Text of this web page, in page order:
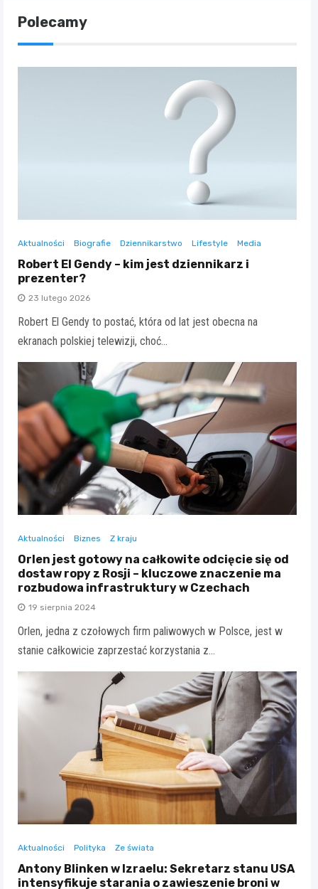
Polecamy
Aktualności Biografie Dziennikarstwo Lifestyle Media
Robert El Gendy – kim jest dziennikarz i
prezenter?
23 lutego 2026
Robert El Gendy to postać, która od lat jest obecna na
ekranach polskiej telewizji, choć…
Aktualności Biznes Z kraju
Orlen jest gotowy na całkowite odcięcie się od
dostaw ropy z Rosji – kluczowe znaczenie ma
rozbudowa infrastruktury w Czechach
19 sierpnia 2024
Orlen, jedna z czołowych firm paliwowych w Polsce, jest w
stanie całkowicie zaprzestać korzystania z…
Aktualności Polityka Ze świata
Antony Blinken w Izraelu: Sekretarz stanu USA
intensyfikuje starania o zawieszenie broni w